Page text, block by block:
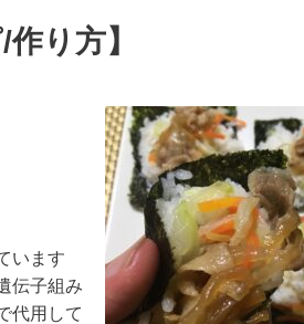
り方】
います
伝子組み
代用して